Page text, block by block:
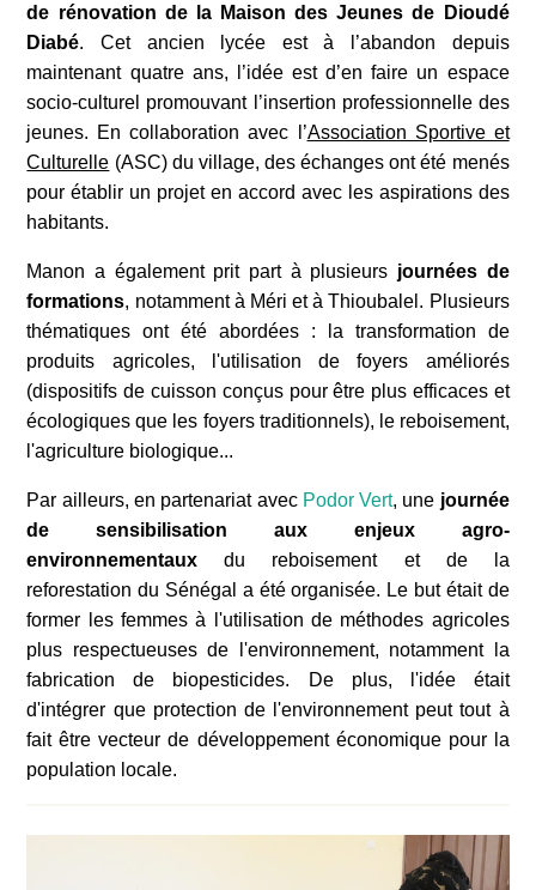
de rénovation de la Maison des Jeunes de Dioudé
Diabé. Cet ancien lycée est à l’abandon depuis
maintenant quatre ans, l’idée est d’en faire un espace
socio-culturel promouvant l’insertion professionnelle des
jeunes. En collaboration avec l’Association Sportive et
Culturelle (ASC) du village, des échanges ont été menés
pour établir un projet en accord avec les aspirations des
habitants.
Manon a également prit part à plusieurs journées de
formations, notamment à Méri et à Thioubalel. Plusieurs
thématiques ont été abordées : la transformation de
produits agricoles, l'utilisation de foyers améliorés
(dispositifs de cuisson conçus pour être plus efficaces et
écologiques que les foyers traditionnels), le reboisement,
l'agriculture biologique...
Par ailleurs, en partenariat avec Podor Vert, une journée
de sensibilisation aux enjeux agro-
environnementaux du reboisement et de la
reforestation du Sénégal a été organisée. Le but était de
former les femmes à l'utilisation de méthodes agricoles
plus respectueuses de l'environnement, notamment la
fabrication de biopesticides. De plus, l'idée était
d'intégrer que protection de l'environnement peut tout à
fait être vecteur de développement économique pour la
population locale.